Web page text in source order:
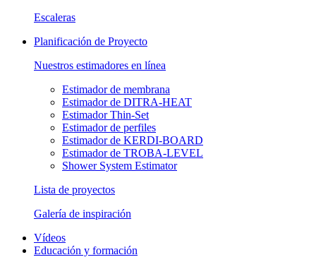
Escaleras
Planificación de Proyecto
Nuestros estimadores en línea
Estimador de membrana
Estimador de DITRA-HEAT
Estimador Thin-Set
Estimador de perfiles
Estimador de KERDI-BOARD
Estimador de TROBA-LEVEL
Shower System Estimator
Lista de proyectos
Galería de inspiración
Vídeos
Educación y formación